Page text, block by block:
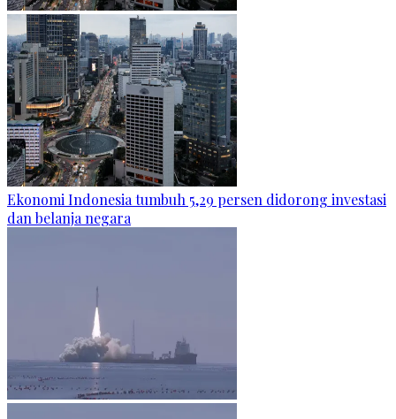
Ekonomi Indonesia tumbuh 5,29 persen didorong investasi
dan belanja negara